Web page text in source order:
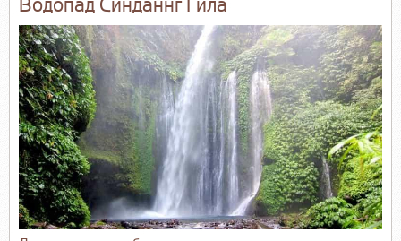
Водопад Синданнг Гила